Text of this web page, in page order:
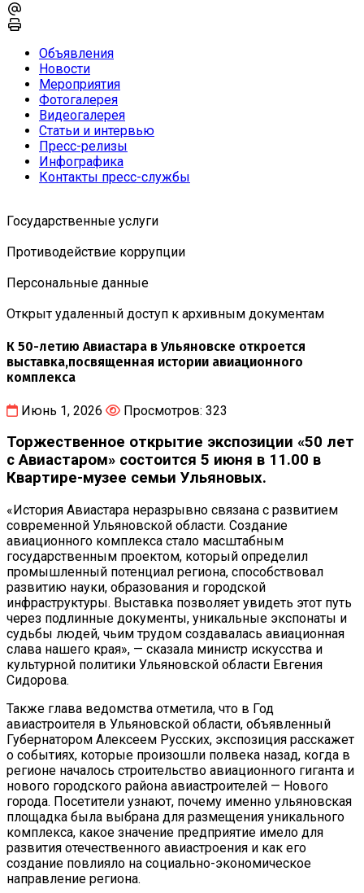
Объявления
Новости
Мероприятия
Фотогалерея
Видеогалерея
Статьи и интервью
Пресс-релизы
Инфографика
Контакты пресс-службы
Государственные услуги
Противодействие коррупции
Персональные данные
Открыт удаленный доступ к архивным документам
К 50-летию Авиастара в Ульяновске откроется
выставка,посвященная истории авиационного
комплекса
Июнь 1, 2026 Просмотров: 323
Торжественное открытие экспозиции «50 лет
с Авиастаром» состоится 5 июня в 11.00 в
Квартире-музее семьи Ульяновых.
«История Авиастара неразрывно связана с развитием
современной Ульяновской области. Создание
авиационного комплекса стало масштабным
государственным проектом, который определил
промышленный потенциал региона, способствовал
развитию науки, образования и городской
инфраструктуры. Выставка позволяет увидеть этот путь
через подлинные документы, уникальные экспонаты и
судьбы людей, чьим трудом создавалась авиационная
слава нашего края», — сказала министр искусства и
культурной политики Ульяновской области Евгения
Сидорова.
Также глава ведомства отметила, что в Год
авиастроителя в Ульяновской области, объявленный
Губернатором Алексеем Русских, экспозиция расскажет
о событиях, которые произошли полвека назад, когда в
регионе началось строительство авиационного гиганта и
нового городского района авиастроителей — Нового
города. Посетители узнают, почему именно ульяновская
площадка была выбрана для размещения уникального
комплекса, какое значение предприятие имело для
развития отечественного авиастроения и как его
создание повлияло на социально-экономическое
направление региона.